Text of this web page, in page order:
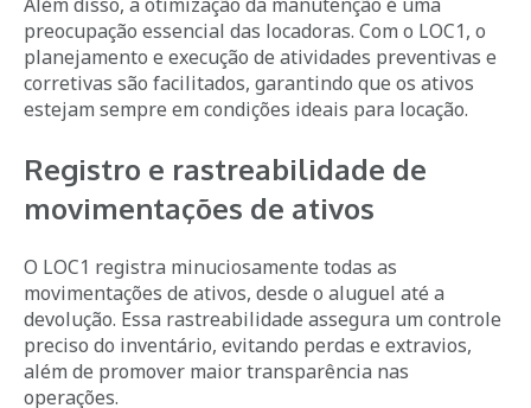
preocupação essencial das locadoras. Com o LOC1, o
planejamento e execução de atividades preventivas e
corretivas são facilitados, garantindo que os ativos
estejam sempre em condições ideais para locação.
Registro e rastreabilidade de
movimentações de ativos
O LOC1 registra minuciosamente todas as
movimentações de ativos, desde o aluguel até a
devolução. Essa rastreabilidade assegura um controle
preciso do inventário, evitando perdas e extravios,
além de promover maior transparência nas
operações.